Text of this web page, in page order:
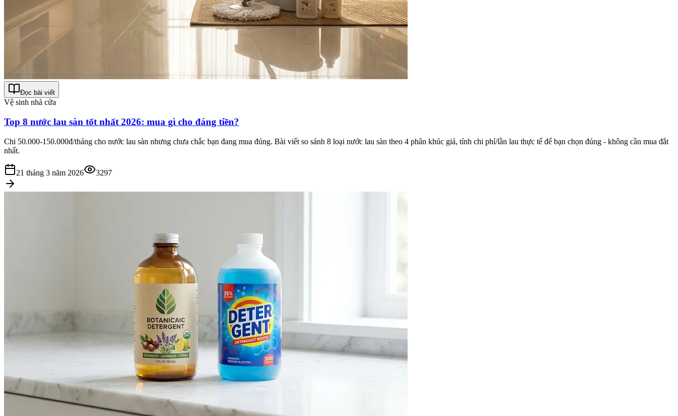
Đọc bài viết
Vệ sinh nhà cửa
Top 8 nước lau sàn tốt nhất 2026: mua gì cho đáng tiền?
Chi 50.000-150.000đ/tháng cho nước lau sàn nhưng chưa chắc bạn đang mua đúng. Bài viết so sánh 8 loại nước lau sàn theo 4 phân khúc giá, tính chi phí/lần lau thực tế để bạn chọn đúng - không cần mua đắt
nhất.
21 tháng 3 năm 2026 3297